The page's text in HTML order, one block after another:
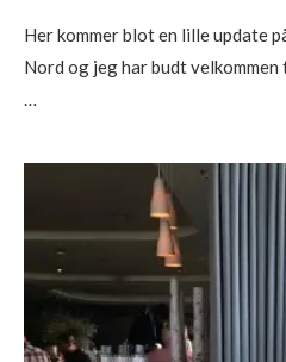
Her kommer blot en lille update
Nord og jeg har budt
…